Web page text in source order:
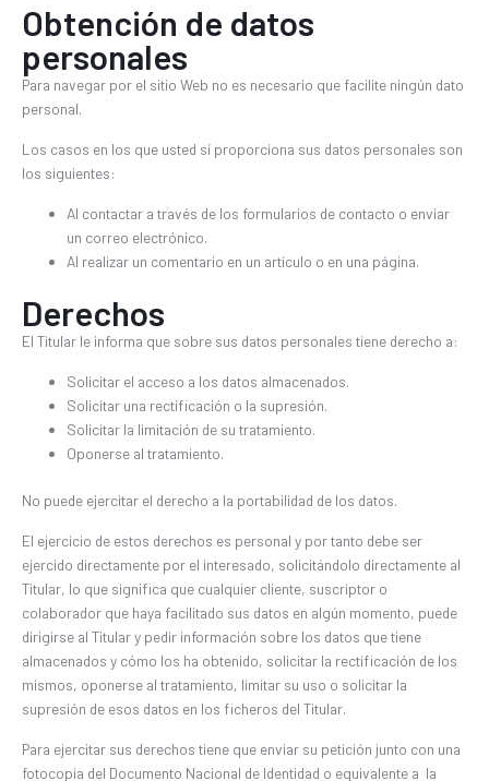
Obtención de datos
personales
Para navegar por el sitio Web no es necesario que facilite ningún dato
personal.
Los casos en los que usted sí proporciona sus datos personales son
los siguientes:
Al contactar a través de los formularios de contacto o enviar
un correo electrónico.
Al realizar un comentario en un artículo o en una página.
Derechos
El Titular le informa que sobre sus datos personales tiene derecho a:
Solicitar el acceso a los datos almacenados.
Solicitar una rectificación o la supresión.
Solicitar la limitación de su tratamiento.
Oponerse al tratamiento.
No puede ejercitar el derecho a la portabilidad de los datos.
El ejercicio de estos derechos es personal y por tanto debe ser
ejercido directamente por el interesado, solicitándolo directamente al
Titular, lo que significa que cualquier cliente, suscriptor o
colaborador que haya facilitado sus datos en algún momento, puede
dirigirse al Titular y pedir información sobre los datos que tiene
almacenados y cómo los ha obtenido, solicitar la rectificación de los
mismos, oponerse al tratamiento, limitar su uso o solicitar la
supresión de esos datos en los ficheros del Titular.
Para ejercitar sus derechos tiene que enviar su petición junto con una
fotocopia del Documento Nacional de Identidad o equivalente a la